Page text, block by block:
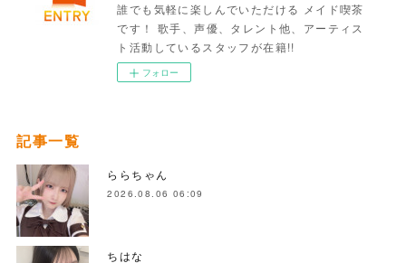
誰でも気軽に楽しんでいただける メイド喫茶
です！ 歌手、声優、タレント他、アーティス
ト活動しているスタッフが在籍!!
フォロー
記事一覧
ららちゃん
2026.08.06 06:09
ちはな